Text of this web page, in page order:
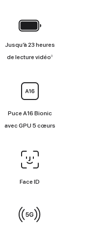
Jusqu’à 23 heures
de lecture vidéo◊
Puce A16 Bionic
avec GPU 5 cœurs
Face ID